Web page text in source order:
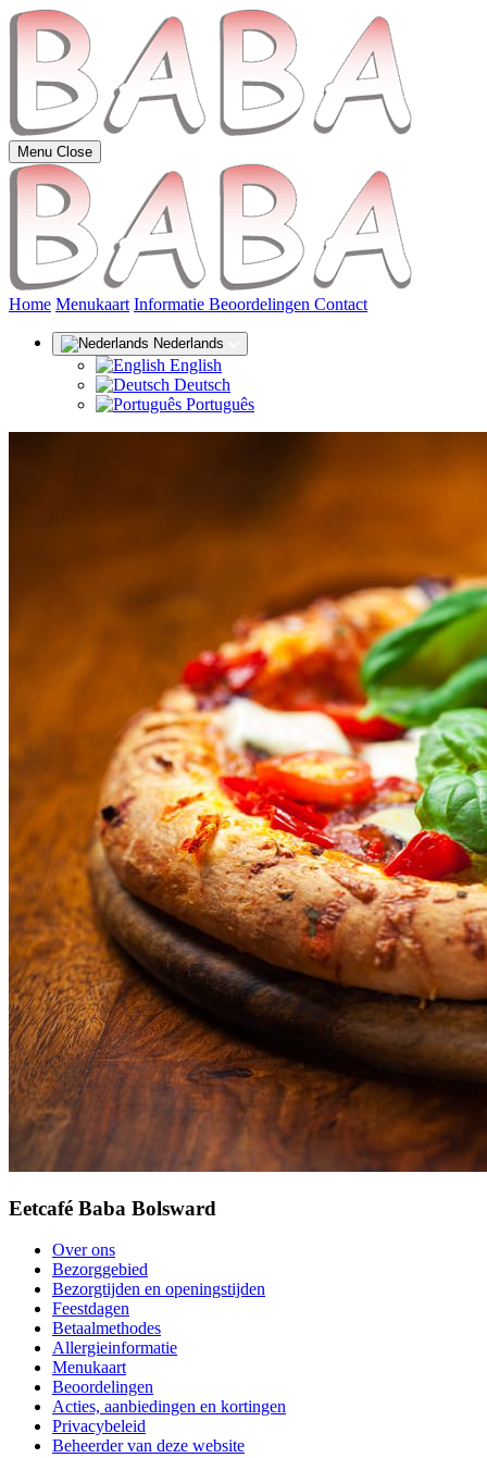
Menu Close
Home Menukaart Informatie (huidige)
Beoordelingen Contact
Nederlands
English
Deutsch
Português
Eetcafé Baba Bolsward
Over ons
Bezorggebied
Bezorgtijden en openingstijden
Feestdagen
Betaalmethodes
Allergieinformatie
Menukaart
Beoordelingen
Acties, aanbiedingen en kortingen
Privacybeleid
Beheerder van deze website